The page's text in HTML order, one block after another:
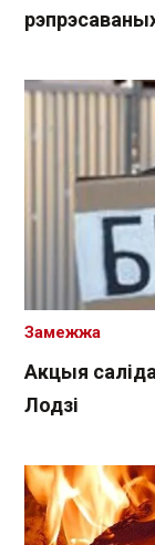
Акцыя
Лодзі
Замежжа